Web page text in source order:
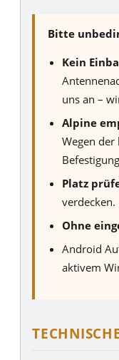
Bitte
Kein
uns an –
Alpine
Wegen
Platz
verdecken.
Ohne
Android
aktivem